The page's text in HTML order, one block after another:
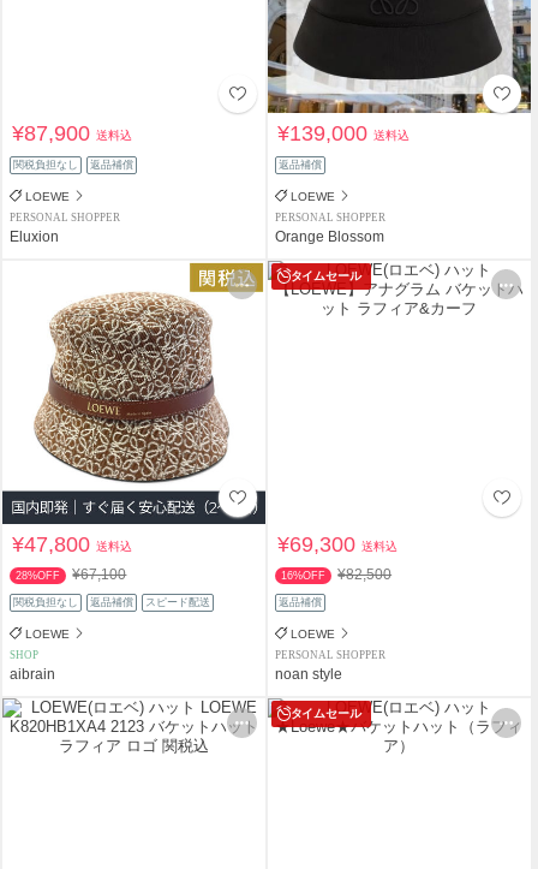
¥87,900送料込
関税負担なし 返品補償
LOEWE
PERSONAL SHOPPER
Eluxion
¥139,000送料込
返品補償
LOEWE
PERSONAL SHOPPER
Orange Blossom
¥47,800送料込
28%OFF ¥67,100
関税負担なし 返品補償 スピード配送
LOEWE
SHOP
aibrain
タイムセール
¥69,300送料込
16%OFF ¥82,500
返品補償
LOEWE
PERSONAL SHOPPER
noan style
タイムセール